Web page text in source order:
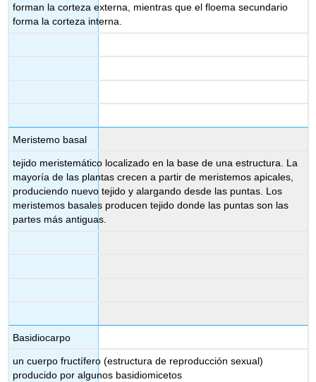
forman la corteza externa, mientras que el floema secundario
forma la corteza interna.
Meristemo basal
tejido meristemático localizado en la base de una estructura. La
mayoría de las plantas crecen a partir de meristemos apicales,
produciendo nuevo tejido y alargando desde las puntas. Los
meristemos basales producen tejido donde las puntas son las
partes más antiguas.
Basidiocarpo
un cuerpo fructífero (estructura de reproducción sexual)
producido por algunos basidiomicetos